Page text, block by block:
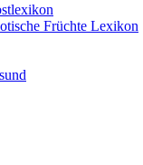
Früchte Lexikon